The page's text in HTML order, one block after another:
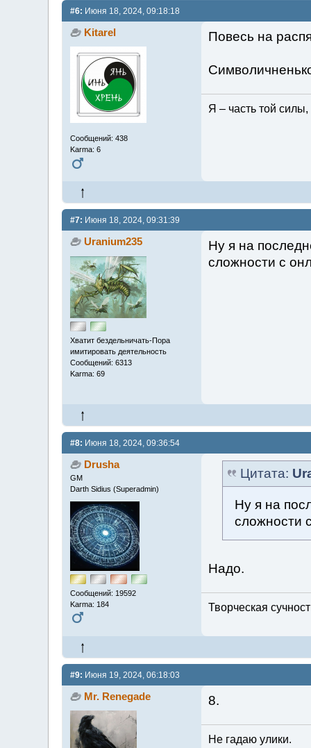
#6: Июня 18, 2024, 09:18:18
Kitarel
Сообщений: 438
Karma: 6
Повесь на
Я – часть той силы,
#7: Июня 18, 2024, 09:31:39
Uranium235
Хватит бездельничать-Пора
имитировать деятельность
Сообщений: 6313
Karma: 69
Ну я на
сложности с
#8: Июня 18, 2024, 09:36:54
Drusha
GM
Darth Sidius (Superadmin)
Сообщений: 19592
Karma: 184
Цитата:
Ну я на
сложности
Надо.
Творческая
#9: Июня 19, 2024, 06:18:03
Mr. Renegade 8.
Не гадаю улики.